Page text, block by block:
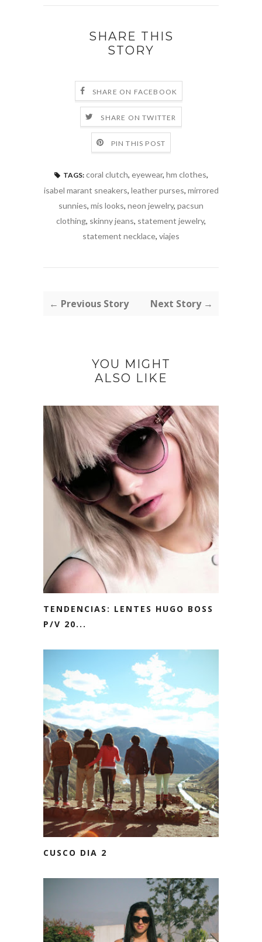
SHARE THIS
STORY
SHARE ON FACEBOOK
SHARE ON TWITTER
PIN THIS POST
TAGS: coral clutch, eyewear, hm clothes,
isabel marant sneakers, leather purses, mirrored
sunnies, mis looks, neon jewelry, pacsun
clothing, skinny jeans, statement jewelry,
statement necklace, viajes
← Previous Story Next Story →
YOU MIGHT
ALSO LIKE
TENDENCIAS: LENTES HUGO BOSS
P/V 20...
CUSCO DIA 2